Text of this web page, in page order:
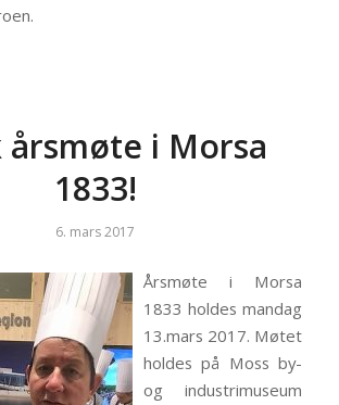
årsmøte i Morsa
1833!
6. mars 2017
Årsmøte i Morsa
1833 holdes mandag
13.mars 2017. Møtet
holdes på Moss by-
og industrimuseum